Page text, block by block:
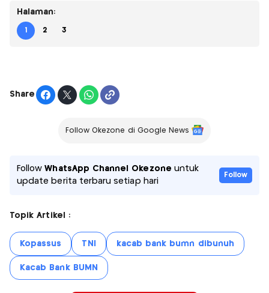
Halaman:
1 2 3
Share
Follow Okezone di Google News
FollowWhatsApp Channel Okezone untuk
update berita terbaru setiap hari
Follow
Topik Artikel :
Kopassus TNI kacab bank bumn dibunuh
Kacab Bank BUMN